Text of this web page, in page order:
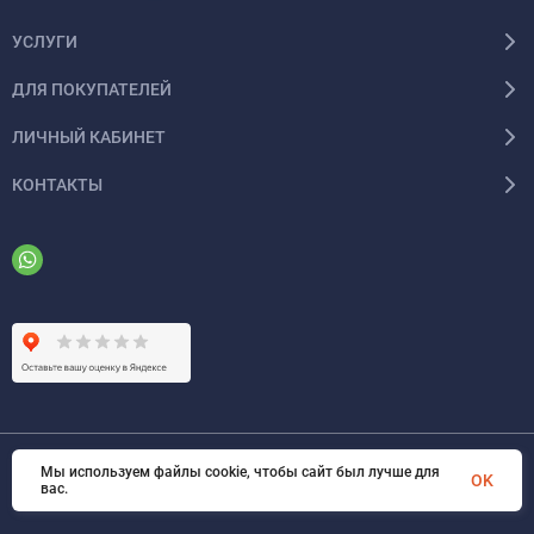
УСЛУГИ
ДЛЯ ПОКУПАТЕЛЕЙ
ЛИЧНЫЙ КАБИНЕТ
КОНТАКТЫ
© 2026 ООО «ФАЗИНЖИНИРИНГ». Все права защищены
Мы используем файлы cookie, чтобы сайт был лучше для
вас.
OK